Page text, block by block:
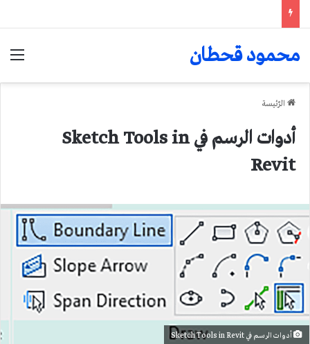
محمود قحطان
الرّئيسة
أدوات الرسم في Sketch Tools in
Revit
أدوات الرسم في Sketch Tools in Revit